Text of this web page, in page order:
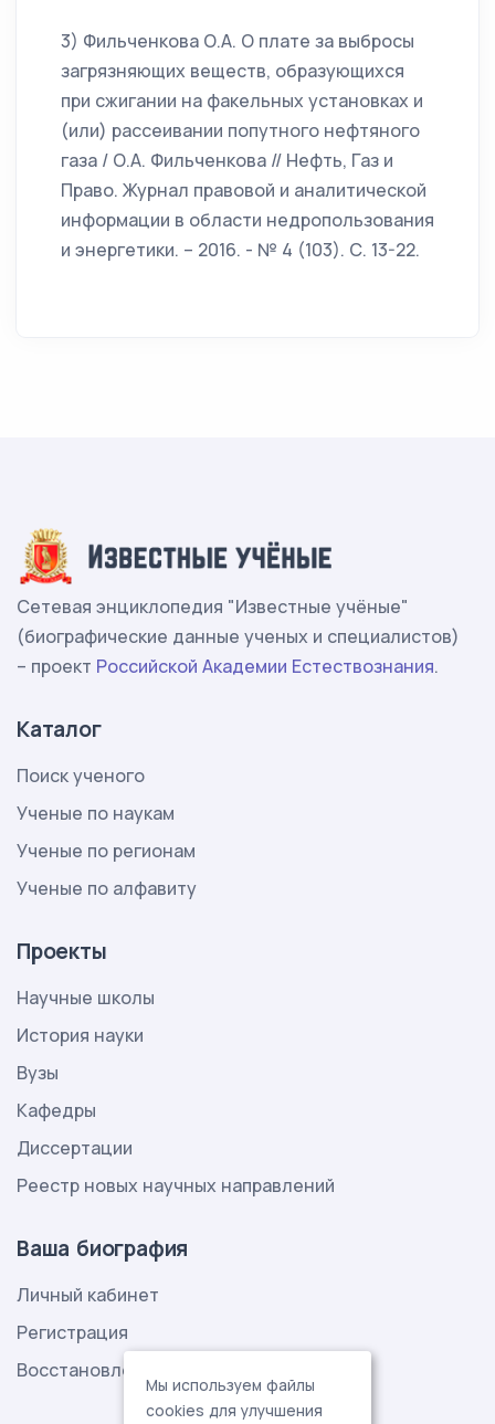
3) Фильченкова О.А. О плате за выбросы
загрязняющих веществ, образующихся
при сжигании на факельных установках и
(или) рассеивании попутного нефтяного
газа / О.А. Фильченкова // Нефть, Газ и
Право. Журнал правовой и аналитической
информации в области недропользования
и энергетики. – 2016. - № 4 (103). С. 13-22.
Сетевая энциклопедия "Известные учёные"
(биографические данные ученых и специалистов)
– проект Российской Академии Естествознания.
Каталог
Поиск ученого
Ученые по наукам
Ученые по регионам
Ученые по алфавиту
Проекты
Научные школы
История науки
Вузы
Кафедры
Диссертации
Реестр новых научных направлений
Ваша биография
Личный кабинет
Регистрация
Восстановление пароля
Мы используем файлы
cookies для улучшения